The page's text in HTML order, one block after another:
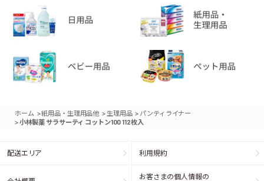
ホーム >紙用品・生理用品他 > 生理用品 > パンティライナー
>小林製薬 サラサーティ コットン100 112枚入
配送エリア 利用規約
お客さまの個人情報の